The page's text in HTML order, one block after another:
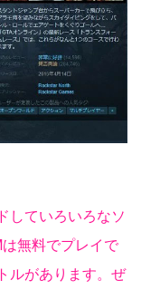
していろいろなソ
無料でプレイで
ルがあります。ぜ